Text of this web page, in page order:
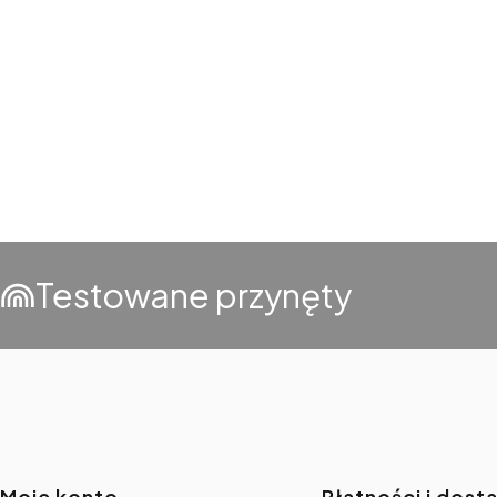
Testowane przynęty